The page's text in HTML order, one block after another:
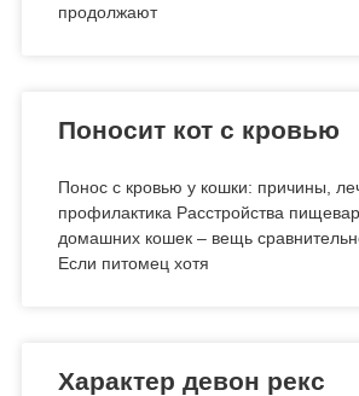
продолжают
Поносит кот с кровью
Понос с кровью у кошки: причины,
профилактика Расстройства
домашних кошек – вещь
Если питомец хотя
Характер девон рекс